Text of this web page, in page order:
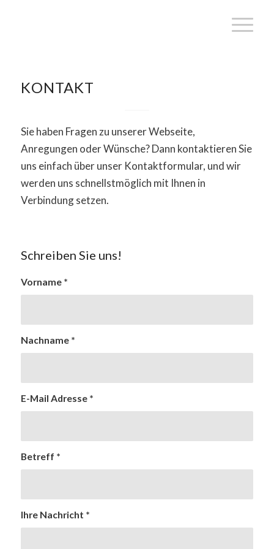
KONTAKT
Sie haben Fragen zu unserer Webseite,
Anregungen oder Wünsche? Dann kontaktieren Sie
uns einfach über unser Kontaktformular, und wir
werden uns schnellstmöglich mit Ihnen in
Verbindung setzen.
Schreiben Sie uns!
Vorname *
Nachname *
E-Mail Adresse *
Betreff *
Ihre Nachricht *